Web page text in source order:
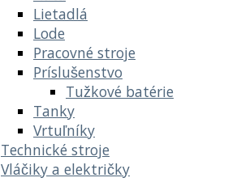
Lietadlá
Lode
Pracovné stroje
Príslušenstvo
Tužkové batérie
Tanky
Vrtuľníky
Technické stroje
Vláčiky a električky